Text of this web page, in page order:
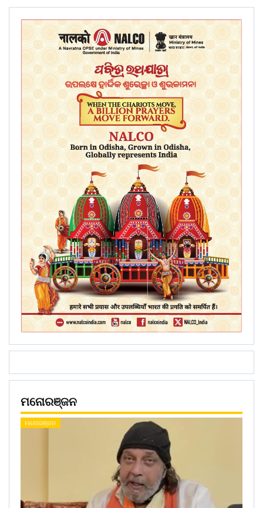
ମନୋରଞ୍ଜନ
ମନୋରଞ୍ଜନ